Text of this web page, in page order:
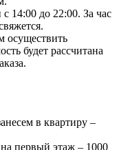
14:00 до 22:00. За час
осуществить
будет рассчитана
в квартиру –
первый этаж – 1000